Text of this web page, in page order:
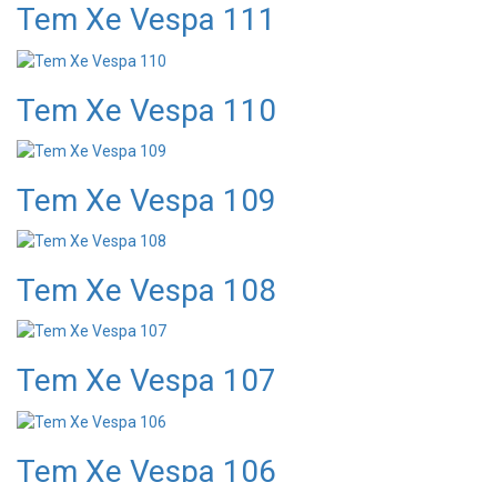
Tem Xe Vespa 111
Tem Xe Vespa 110
Tem Xe Vespa 109
Tem Xe Vespa 108
Tem Xe Vespa 107
Tem Xe Vespa 106